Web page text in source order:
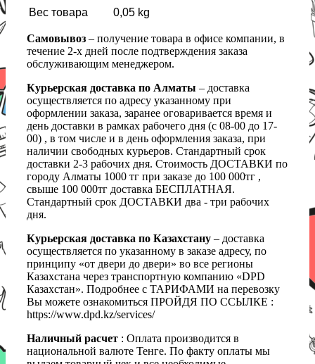
Вес товара 0,05 kg
Самовывоз – получение товара в офисе компании, в
течение 2-х дней после подтверждения заказа
обслуживающим менеджером.
Курьерская доставка по Алматы – доставка
осуществляется по адресу указанному при
оформлении заказа, заранее оговаривается время и
день доставки в рамках рабочего дня (с 08-00 до 17-
00) , в том числе и в день оформления заказа, при
наличии свободных курьеров. Стандартный срок
доставки 2-3 рабочих дня. Стоимость ДОСТАВКИ по
городу Алматы 1000 тг при заказе до 100 000тг ,
свыше 100 000тг доставка БЕСПЛАТНАЯ.
Стандартный срок ДОСТАВКИ два - три рабочих
дня.
Курьерская доставка по Казахстану – доставка
осуществляется по указанному в заказе адресу, по
принципу «от двери до двери» во все регионы
Казахстана через транспортную компанию «DPD
Казахстан». Подробнее с ТАРИФАМИ на перевозку
Вы можете ознакомиться ПРОЙДЯ ПО ССЫЛКЕ :
https://www.dpd.kz/services/
Наличный расчет : Оплата производится в
национальной валюте Тенге. По факту оплаты мы